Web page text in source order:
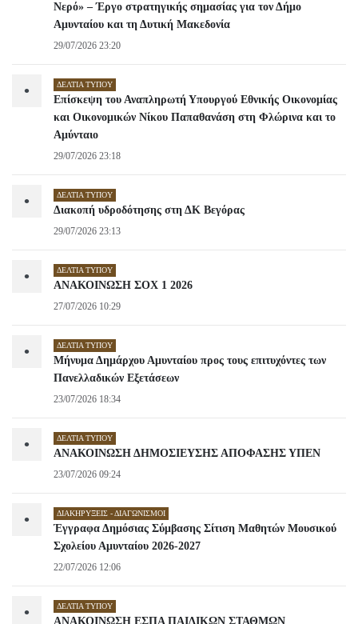
Νερό» – Έργο στρατηγικής σημασίας για τον Δήμο
Αμυνταίου και τη Δυτική Μακεδονία
29/07/2026 23:20
• ΔΕΛΤΊΑ ΤΎΠΟΥ
Επίσκεψη του Αναπληρωτή Υπουργού Εθνικής Οικονομίας
και Οικονομικών Νίκου Παπαθανάση στη Φλώρινα και το
Αμύνταιο
29/07/2026 23:18
• ΔΕΛΤΊΑ ΤΎΠΟΥ
Διακοπή υδροδότησης στη ΔΚ Βεγόρας
29/07/2026 23:13
• ΔΕΛΤΊΑ ΤΎΠΟΥ
ΑΝΑΚΟΙΝΩΣΗ ΣΟΧ 1 2026
27/07/2026 10:29
• ΔΕΛΤΊΑ ΤΎΠΟΥ
Μήνυμα Δημάρχου Αμυνταίου προς τους επιτυχόντες των
Πανελλαδικών Εξετάσεων
23/07/2026 18:34
• ΔΕΛΤΊΑ ΤΎΠΟΥ
ΑΝΑΚΟΙΝΩΣΗ ΔΗΜΟΣΙΕΥΣΗΣ ΑΠΟΦΑΣΗΣ ΥΠΕΝ
23/07/2026 09:24
• ΔΙΑΚΗΡΎΞΕΙΣ - ΔΙΑΓΩΝΙΣΜΟΊ
Έγγραφα Δημόσιας Σύμβασης Σίτιση Μαθητών Μουσικού
Σχολείου Αμυνταίου 2026-2027
22/07/2026 12:06
• ΔΕΛΤΊΑ ΤΎΠΟΥ
ΑΝΑΚΟΙΝΩΣΗ ΕΣΠΑ ΠΑΙΔΙΚΩΝ ΣΤΑΘΜΩΝ